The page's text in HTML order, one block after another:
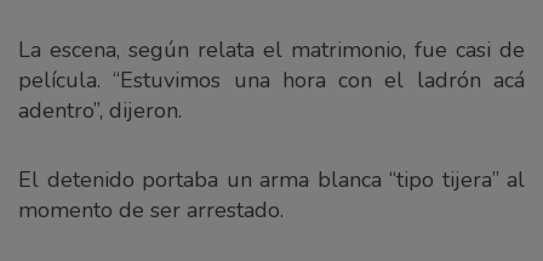
La escena, según relata el matrimonio, fue casi de
película. “Estuvimos una hora con el ladrón acá
adentro”, dijeron.
El detenido portaba un arma blanca “tipo tijera” al
momento de ser arrestado.